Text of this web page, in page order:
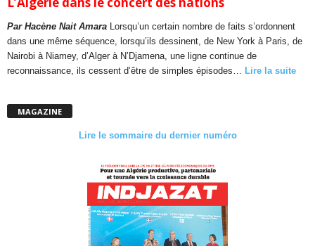
Par Hacène Nait Amara
Lorsqu’un certain nombre de faits s’ordonnent
dans une même séquence, lorsqu’ils dessinent, de New York à Paris, de
Nairobi à Niamey, d’Alger à N’Djamena, une ligne continue de
reconnaissance, ils cessent d’être de simples épisodes…
Lire la suite
MAGAZINE
Lire le sommaire du dernier numéro